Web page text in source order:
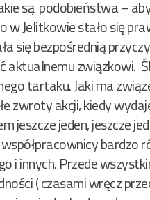
są podobieństwa –
Jelitkowie stało się
się bezpośrednią
aktualnemu związkowi.
tartaku. Jaki ma
zwroty akcji, kiedy
jeszcze jeden, jeszcze
bardzo
i innych. Przede
( czasami wręcz